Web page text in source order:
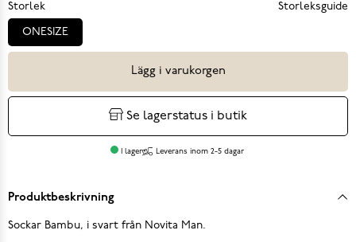
Storlek Storleksguide
ONESIZE
Lägg i varukorgen
Se lagerstatus i butik
I lager Leverans inom 2-5 dagar
Produktbeskrivning
Sockar Bambu, i svart från Novita Man.